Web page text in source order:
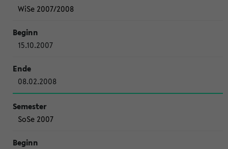
WiSe 2007/2008
15.10.2007
08.02.2008
SoSe 2007